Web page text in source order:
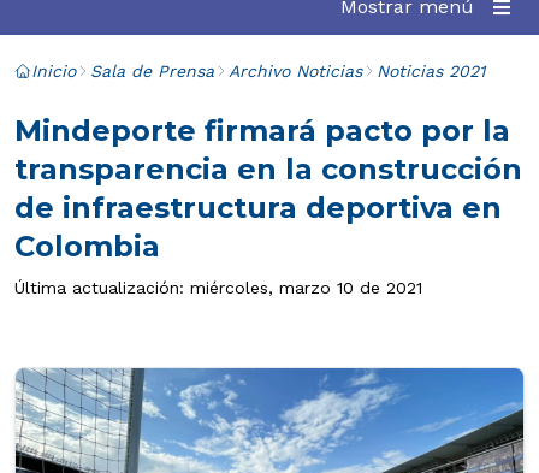
Mostrar menú
Inicio Sala de Prensa Archivo Noticias Noticias 2021
Mindeporte firmará pacto por la
transparencia en la construcción
de infraestructura deportiva en
Colombia
Última actualización: miércoles, marzo 10 de 2021